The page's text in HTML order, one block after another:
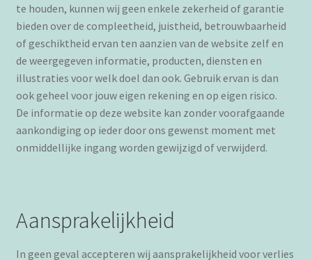
te houden, kunnen wij geen enkele zekerheid of garantie
bieden over de compleetheid, juistheid, betrouwbaarheid
of geschiktheid ervan ten aanzien van de website zelf en
de weergegeven informatie, producten, diensten en
illustraties voor welk doel dan ook. Gebruik ervan is dan
ook geheel voor jouw eigen rekening en op eigen risico.
De informatie op deze website kan zonder voorafgaande
aankondiging op ieder door ons gewenst moment met
onmiddellijke ingang worden gewijzigd of verwijderd.
Aansprakelijkheid
In geen geval accepteren wij aansprakelijkheid voor verlies